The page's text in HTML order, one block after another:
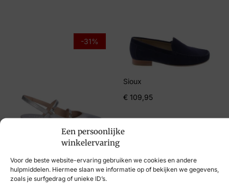
Een persoonlijke
winkelervaring
Voor de beste website-ervaring gebruiken we cookies en andere
hulpmiddelen. Hiermee slaan we informatie op of bekijken we gegevens,
zoals je surfgedrag of unieke ID’s.
R6581-04
-31%
129,95 89,95
Sioux
€ 109,95